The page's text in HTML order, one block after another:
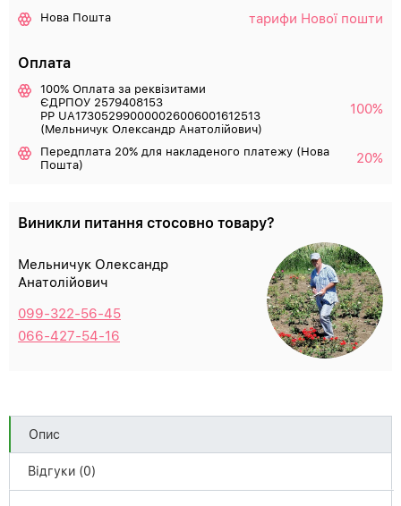
Нова Пошта тарифи Нової пошти
Оплата
100% Оплата за реквізитами
ЄДРПОУ 2579408153
РР UA173052990000026006001612513
(Мельничук Олександр Анатолійович)
100%
Передплата 20% для накладеного платежу (Нова
Пошта)
20%
Виникли питання стосовно товару?
Мельничук Олександр
Анатолійович
099-322-56-45
066-427-54-16
Опис
Відгуки (0)